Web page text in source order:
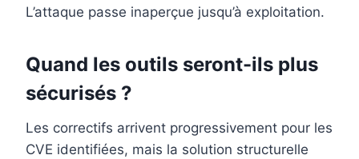
L’attaque passe inaperçue jusqu’à exploitation.
Quand les outils seront-ils plus
sécurisés ?
Les correctifs arrivent progressivement pour les
CVE identifiées, mais la solution structurelle